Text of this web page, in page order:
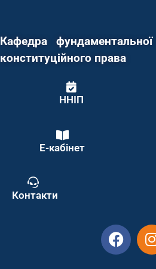
Кафедра
конституційного права
ННІП
Е-кабінет
Контакти